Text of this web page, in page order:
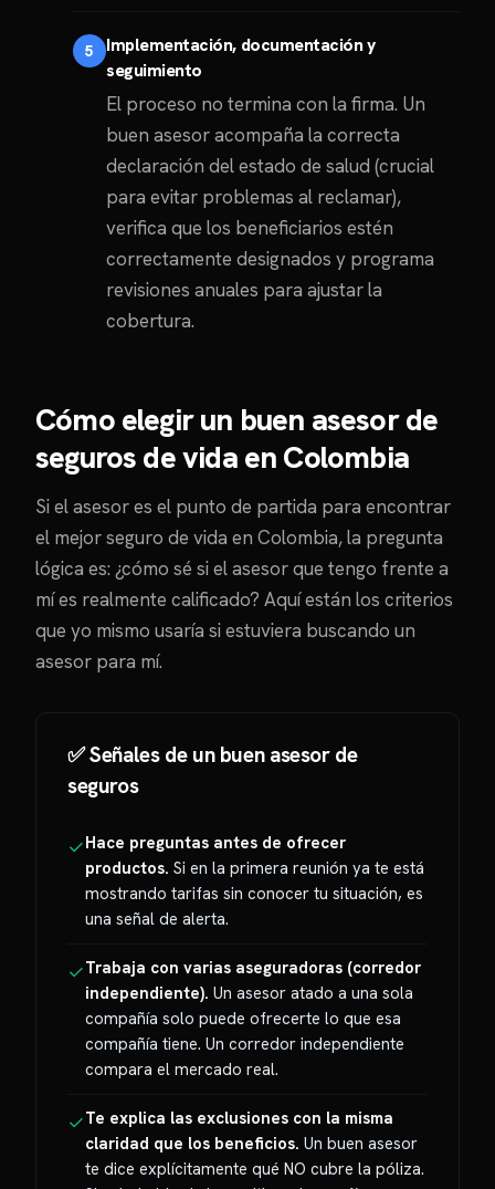
Implementación, documentación y
seguimiento
El proceso no termina con la firma. Un
buen asesor acompaña la correcta
declaración del estado de salud (crucial
para evitar problemas al reclamar),
verifica que los beneficiarios estén
correctamente designados y programa
revisiones anuales para ajustar la
cobertura.
Cómo elegir un buen asesor de
seguros de vida en Colombia
Si el asesor es el punto de partida para encontrar
el mejor seguro de vida en Colombia, la pregunta
lógica es: ¿cómo sé si el asesor que tengo frente a
mí es realmente calificado? Aquí están los criterios
que yo mismo usaría si estuviera buscando un
asesor para mí.
✅ Señales de un buen asesor de
seguros
✓Hace preguntas antes de ofrecer
productos. Si en la primera reunión ya te está
mostrando tarifas sin conocer tu situación, es
una señal de alerta.
✓Trabaja con varias aseguradoras (corredor
independiente). Un asesor atado a una sola
compañía solo puede ofrecerte lo que esa
compañía tiene. Un corredor independiente
compara el mercado real.
✓Te explica las exclusiones con la misma
claridad que los beneficios. Un buen asesor
te dice explícitamente qué NO cubre la póliza.